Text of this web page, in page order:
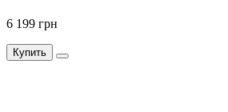
6 199 грн
Купить